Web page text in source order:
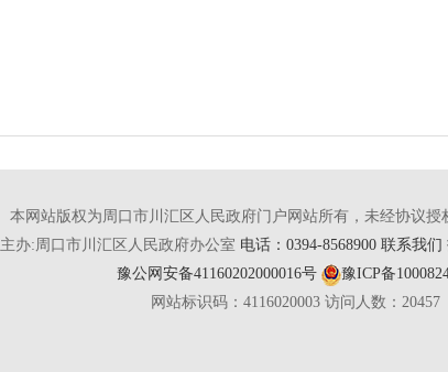
本网站版权为周口市川汇区人民政府门户网站所有，未经协议授
主办:周口市川汇区人民政府办公室 电话：0394-8568900 联系我们
豫公网安备41160202000016号
豫ICP备
网站标识码：4116020003 访问人数： 20457